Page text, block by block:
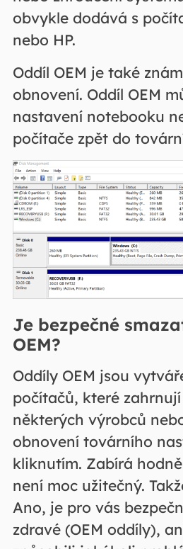
obvykle dodává s
nebo HP.
Oddíl OEM je také
obnovení. Oddíl OEM
nastavení notebooku
počítače zpět do
Je bezpečné
OEM?
Oddíly OEM jsou
počítačů, které
některých výrobců
obnovení továrního
kliknutím. Zabírá
není moc užitečný.
Ano, je pro vás
zdravé (OEM oddíly),